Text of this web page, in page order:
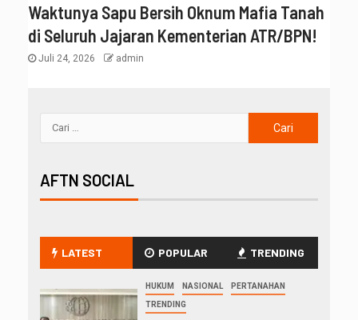
Waktunya Sapu Bersih Oknum Mafia Tanah
di Seluruh Jajaran Kementerian ATR/BPN!
Juli 24, 2026 admin
AFTN SOCIAL
LATEST POPULAR TRENDING
HUKUM NASIONAL PERTANAHAN
TRENDING